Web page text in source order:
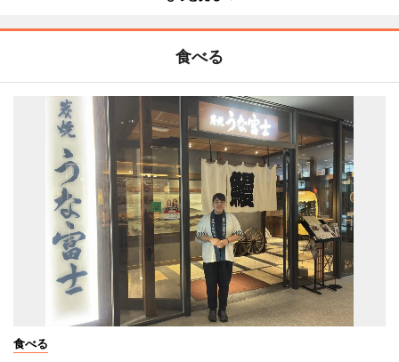
食べる
食べる